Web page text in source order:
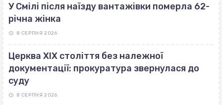
У Смілі після наїзду вантажівки померла 62-
річна жінка
8 СЕРПНЯ 2026
Церква ХІХ століття без належної
документації: прокуратура звернулася до
суду
8 СЕРПНЯ 2026